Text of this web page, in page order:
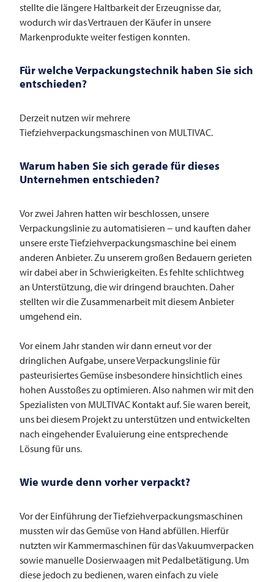
stellte die längere Haltbarkeit der Erzeugnisse dar,
wodurch wir das Vertrauen der Käufer in unsere
Markenprodukte weiter festigen konnten.
Für welche Verpackungstechnik haben Sie sich
entschieden?
Derzeit nutzen wir mehrere
Tiefziehverpackungsmaschinen von MULTIVAC.
Warum haben Sie sich gerade für dieses
Unternehmen entschieden?
Vor zwei Jahren hatten wir beschlossen, unsere
Verpackungslinie zu automatisieren − und kauften daher
unsere erste Tiefziehverpackungsmaschine bei einem
anderen Anbieter. Zu unserem großen Bedauern gerieten
wir dabei aber in Schwierigkeiten. Es fehlte schlichtweg
an Unterstützung, die wir dringend brauchten. Daher
stellten wir die Zusammenarbeit mit diesem Anbieter
umgehend ein.
Vor einem Jahr standen wir dann erneut vor der
dringlichen Aufgabe, unsere Verpackungslinie für
pasteurisiertes Gemüse insbesondere hinsichtlich eines
hohen Ausstoßes zu optimieren. Also nahmen wir mit den
Spezialisten von MULTIVAC Kontakt auf. Sie waren bereit,
uns bei diesem Projekt zu unterstützen und entwickelten
nach eingehender Evaluierung eine entsprechende
Lösung für uns.
Wie wurde denn vorher verpackt?
Vor der Einführung der Tiefziehverpackungsmaschinen
mussten wir das Gemüse von Hand abfüllen. Hierfür
nutzten wir Kammermaschinen für das Vakuumverpacken
sowie manuelle Dosierwaagen mit Pedalbetätigung. Um
diese jedoch zu bedienen, waren einfach zu viele